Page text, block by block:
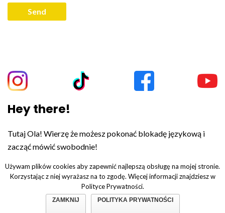
Hey there!
Tutaj Ola! Wierzę że możesz pokonać blokadę językową i
zacząć mówić swobodnie!
© Copyright 2019. All Rights Reserved.Polityka prywatności.
Regulamin
Używam plików cookies aby zapewnić najlepszą obsługę na mojej stronie.
Korzystając z niej wyrażasz na to zgodę. Więcej informacji znajdziesz w
Polityce Prywatności.
ZAMKNIJ POLITYKA PRYWATNOŚCI